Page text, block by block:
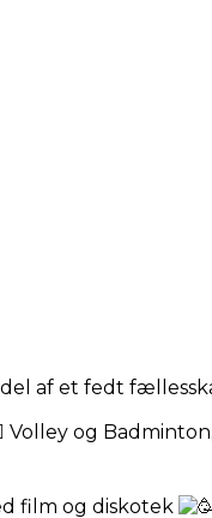
af et fedt
Volley og
film og diskotek